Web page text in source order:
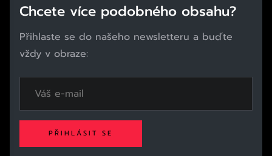
Chcete více podobného obsahu?
Přihlaste se do našeho newsletteru a buďte
vždy v obraze:
PŘIHLÁSIT SE